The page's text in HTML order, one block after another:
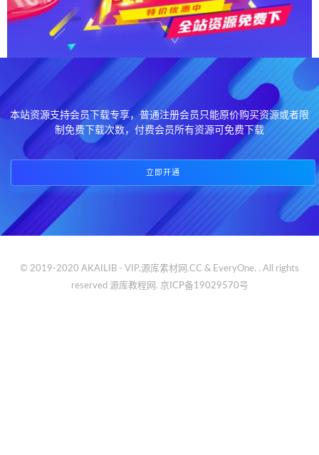
本站资源支持会员下载专享，普通注册会员只能原价购买资源或者限
制免费下载次数，付费会员所有资源可免费下载
立即开通
© 2019-2020 AKAILIB - VIP.源库素材网.CC & EveryOne. . All rights
reserved 源库教程网. 京ICP备19029570号